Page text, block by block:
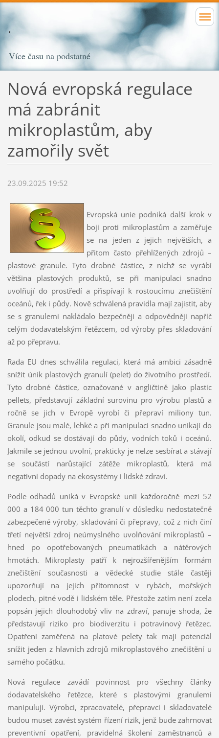
Více času na podstatné
Nová evropská regulace
má zabránit
mikroplastům, aby
zamořily svět
23.09.2025 19:52
Evropská unie podniká další krok v
boji proti mikroplastům a zaměřuje
se na jeden z jejich největších, a
přitom často přehlížených zdrojů –
plastové granule. Tyto drobné částice, z nichž se vyrábí
většina plastových produktů, se při manipulaci snadno
uvolňují do prostředí a přispívají k rostoucímu znečištění
oceánů, řek i půdy. Nově schválená pravidla mají zajistit, aby
se s granulemi nakládalo bezpečněji a odpovědněji napříč
celým dodavatelským řetězcem, od výroby přes skladování
až po přepravu.
Rada EU dnes schválila regulaci, která má ambici zásadně
snížit únik plastových granulí (pelet) do životního prostředí.
Tyto drobné částice, označované v angličtině jako plastic
pellets, představují základní surovinu pro výrobu plastů a
ročně se jich v Evropě vyrobí či přepraví miliony tun.
Granule jsou malé, lehké a při manipulaci snadno unikají do
okolí, odkud se dostávají do půdy, vodních toků i oceánů.
Jakmile se jednou uvolní, prakticky je nelze sesbírat a stávají
se součástí narůstající zátěže mikroplastů, která má
negativní dopady na ekosystémy i lidské zdraví.
Podle odhadů uniká v Evropské unii každoročně mezi 52
000 a 184 000 tun těchto granulí v důsledku nedostatečně
zabezpečené výroby, skladování či přepravy, což z nich činí
třetí největší zdroj neúmyslného uvolňování mikroplastů –
hned po opotřebovaných pneumatikách a nátěrových
hmotách. Mikroplasty patří k nejrozšířenějším formám
znečištění současnosti a vědecké studie stále častěji
upozorňují na jejich přítomnost v rybách, mořských
plodech, pitné vodě i lidském těle. Přestože zatím není zcela
popsán jejich dlouhodobý vliv na zdraví, panuje shoda, že
představují riziko pro biodiverzitu i potravinový řetězec.
Opatření zaměřená na platové pelety tak mají potenciál
snížit jeden z hlavních zdrojů mikroplastového znečištění u
samého počátku.
Nová regulace zavádí povinnost pro všechny články
dodavatelského řetězce, které s plastovými granulemi
manipulují. Výrobci, zpracovatelé, přepravci i skladovatelé
budou muset zavést systém řízení rizik, jenž bude zahrnovat
preventivní opatření, pravidelná školení zaměstnanců a